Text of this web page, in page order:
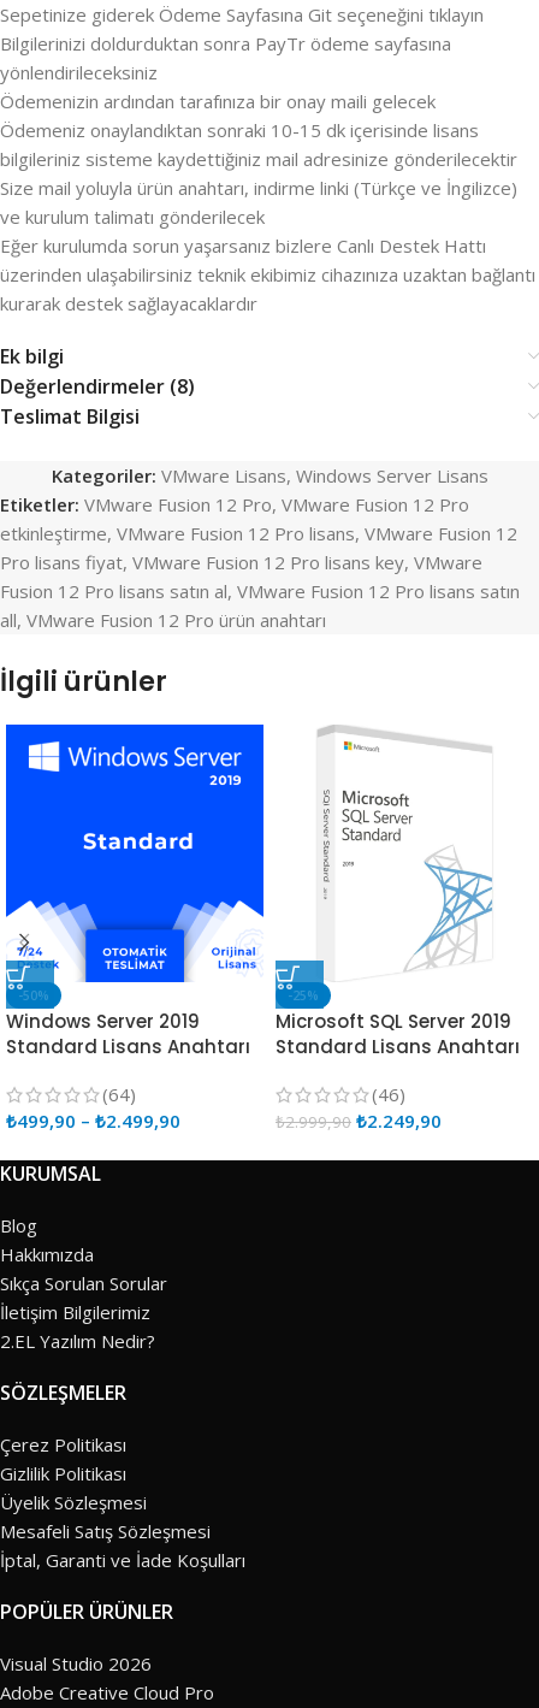
Sepetinize giderek Ödeme Sayfasına Git seçeneğini tıklayın
Bilgilerinizi doldurduktan sonra PayTr ödeme sayfasına
yönlendirileceksiniz
Ödemenizin ardından tarafınıza bir onay maili gelecek
Ödemeniz onaylandıktan sonraki 10-15 dk içerisinde lisans
bilgileriniz sisteme kaydettiğiniz mail adresinize gönderilecektir
Size mail yoluyla ürün anahtarı, indirme linki (Türkçe ve İngilizce)
ve kurulum talimatı gönderilecek
Eğer kurulumda sorun yaşarsanız bizlere Canlı Destek Hattı
üzerinden ulaşabilirsiniz teknik ekibimiz cihazınıza uzaktan bağlantı
kurarak destek sağlayacaklardır
Ek bilgi
Değerlendirmeler (8)
Teslimat Bilgisi
Kategoriler: VMware Lisans, Windows Server Lisans
Etiketler: VMware Fusion 12 Pro, VMware Fusion 12 Pro
etkinleştirme, VMware Fusion 12 Pro lisans, VMware Fusion 12
Pro lisans fiyat, VMware Fusion 12 Pro lisans key, VMware
Fusion 12 Pro lisans satın al, VMware Fusion 12 Pro lisans satın
all, VMware Fusion 12 Pro ürün anahtarı
İlgili ürünler
-50%
Windows Server 2019
Standard Lisans Anahtarı
(64)
₺499,90 – ₺2.499,90
-25%
Microsoft SQL Server 2019
Standard Lisans Anahtarı
(46)
₺2.999,90 ₺2.249,90
KURUMSAL
Blog
Hakkımızda
Sıkça Sorulan Sorular
İletişim Bilgilerimiz
2.EL Yazılım Nedir?
SÖZLEŞMELER
Çerez Politikası
Gizlilik Politikası
Üyelik Sözleşmesi
Mesafeli Satış Sözleşmesi
İptal, Garanti ve İade Koşulları
POPÜLER ÜRÜNLER
Visual Studio 2026
Adobe Creative Cloud Pro